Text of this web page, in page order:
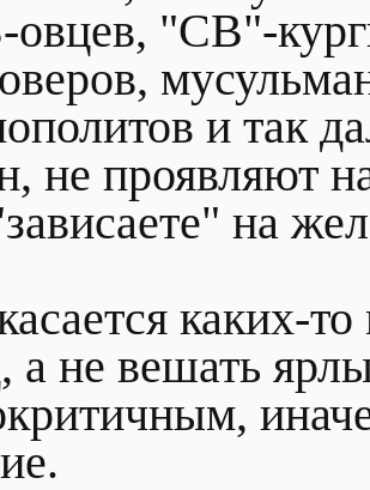
"СВ"-
и так
не проявляют
на
каких-
а не вешать